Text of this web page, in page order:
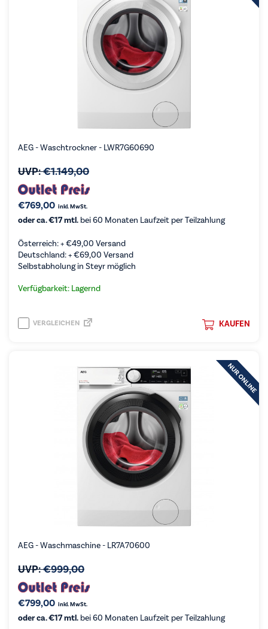
AEG - Waschtrockner - LWR7G60690
UVP:€1.149,00
€769,00 inkl. MwSt.
oder ca. €17 mtl. bei 60 Monaten Laufzeit per Teilzahlung
Österreich: +€49,00 Versand
Deutschland: +€69,00 Versand
Selbstabholung in Steyr möglich
Verfügbarkeit: Lagernd
KAUFEN
VERGLEICHEN
AEG - Waschmaschine - LR7A70600
UVP:€999,00
€799,00 inkl. MwSt.
oder ca. €17 mtl. bei 60 Monaten Laufzeit per Teilzahlung